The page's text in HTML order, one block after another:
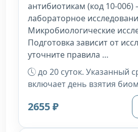
антибиотикам (код 10-
лабораторное
Микробиологические
Подготовка зависит от
уточните правила …
до 20 суток. Указанный
включает день взятия
2655 ₽